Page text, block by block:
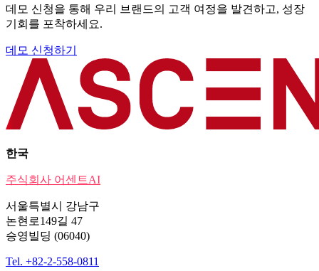
데모 신청을 통해 우리 브랜드의 고객 여정을 발견하고, 성장
기회를 포착하세요.
데모 신청하기
한국
주식회사 어센트AI
서울특별시 강남구
논현로149길 47
승영빌딩 (06040)
Tel. +82-2-558-0811